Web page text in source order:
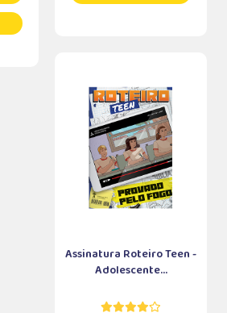
Assinatura Roteiro Teen -
Adolescente...